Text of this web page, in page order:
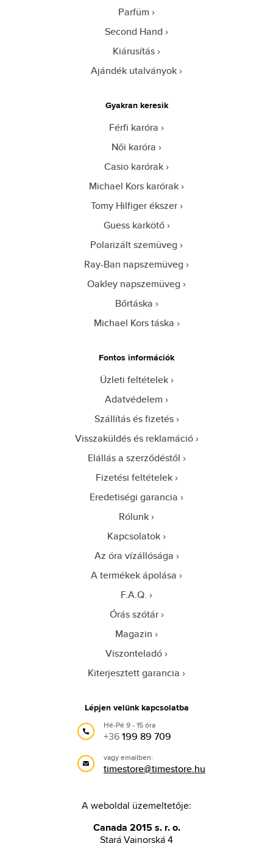
Parfüm
Second Hand
Kiárusítás
Ajándék utalványok
Gyakran keresik
Férfi karóra
Női karóra
Casio karórak
Michael Kors karórak
Tomy Hilfiger ékszer
Guess karkötő
Polarizált szemüveg
Ray-Ban napszemüveg
Oakley napszemüveg
Bőrtáska
Michael Kors táska
Fontos információk
Üzleti feltételek
Adatvédelem
Szállítás és fizetés
Visszaküldés és reklamáció
Elállás a szerződéstől
Fizetési feltételek
Eredetiségi garancia
Rólunk
Kapcsolatok
Az óra vízállósága
A termékek ápolása
F.A.Q.
Órás szótár
Magazin
Viszonteladó
Kiterjesztett garancia
Lépjen velünk kapcsolatba
Hé-Pé 9 - 15 óra
+36199 89 709
vagy emailben:
timestore@timestore.hu
A weboldal üzemeltetője:
Canada 2015 s. r. o.
Stará Vajnorská 4